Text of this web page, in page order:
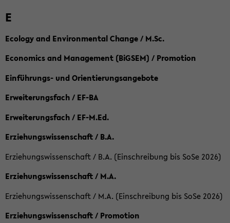
E
Ecology and Environmental Change / M.Sc.
Economics and Management (BiGSEM) / Promotion
Einführungs- und Orientierungsangebote
Erweiterungsfach / EF-BA
Erweiterungsfach / EF-M.Ed.
Erziehungswissenschaft / B.A.
Erziehungswissenschaft / B.A. (Einschreibung bis SoSe 2026)
Erziehungswissenschaft / M.A.
Erziehungswissenschaft / M.A. (Einschreibung bis SoSe 2026)
Erziehungswissenschaft / Promotion